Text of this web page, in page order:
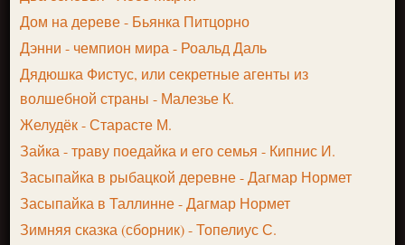
Дом на дереве - Бьянка Питцорно
Дэнни - чемпион мира - Роальд Даль
Дядюшка Фистус, или секретные агенты из
волшебной страны - Малезье К.
Желудёк - Старасте М.
Зайка - траву поедайка и его семья - Кипнис И.
Засыпайка в рыбацкой деревне - Дагмар Нормет
Засыпайка в Таллинне - Дагмар Нормет
Зимняя сказка (сборник) - Топелиус С.